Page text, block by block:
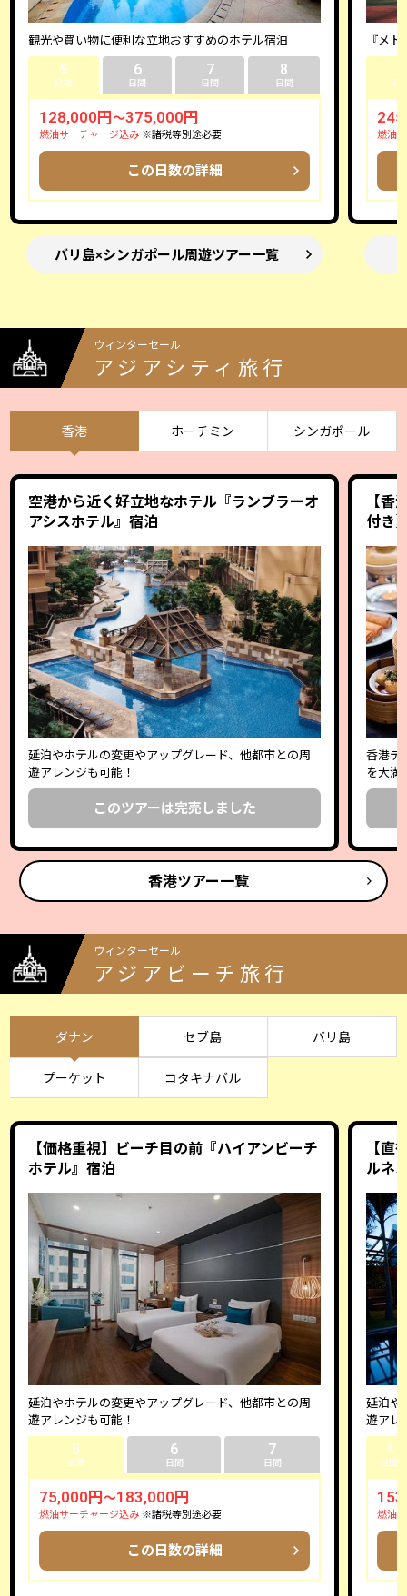
観光や買い物に便利な立地おすすめのホテル宿泊
5
日間
6
日間
7
日間
8
日間
128,000円～375,000円
燃油サーチャージ込み ※諸税等別途必要
この日数の詳細
バリ島×シンガポール周遊ツアー一覧
『メ
日
燃油
ウィンターセール
アジアシティ旅行
香港 ホーチミン シンガポール
空港から近く好立地なホテル『ランブラーオ
アシスホテル』宿泊
延泊やホテルの変更やアップグレード、他都市との周
遊アレンジも可能！
このツアーは完売しました
【
付き
香港デ
を大満
香港ツアー一覧
ウィンターセール
アジアビーチ旅行
ダナン セブ島 バリ島
プーケット コタキナバル
【価格重視】ビーチ目の前『ハイアンビーチ
ホテル』宿泊
延泊やホテルの変更やアップグレード、他都市との周
遊アレンジも可能！
5
日間
6
日間
7
日間
75,000円～183,000円
燃油サーチャージ込み ※諸税等別途必要
この日数の詳細
【直
ルネ
延泊や
遊アレ
4
日間
燃油